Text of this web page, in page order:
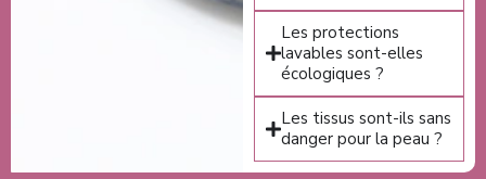
Les protections
lavables sont-elles
écologiques ?
Les tissus sont-ils sans
danger pour la peau ?